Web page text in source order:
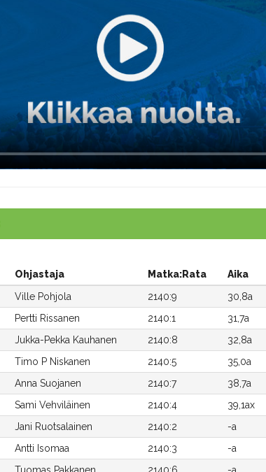
Ohjastaja Matka:Rata Aika
Ville Pohjola 2140:9 30,8a
Pertti Rissanen 2140:1 31,7a
Jukka-Pekka Kauhanen 2140:8 32,8a
Timo P Niskanen 2140:5 35,0a
Anna Suojanen 2140:7 38,7a
Sami Vehviläinen 2140:4 39,1ax
Jani Ruotsalainen 2140:2 -a
Antti Isomaa 2140:3 -a